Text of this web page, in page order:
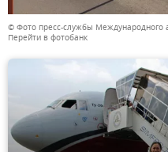
© Фото пресс-службы Международного
Перейти в фотобанк